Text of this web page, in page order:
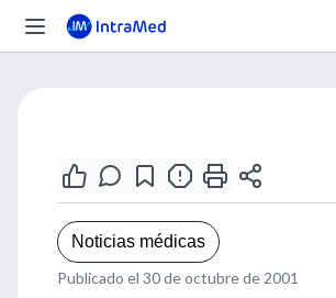
Noticias médicas
Publicado el 30 de octubre de 2001